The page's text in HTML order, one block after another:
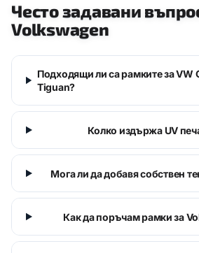
Често задавани
Volkswagen
Подходящи ли са рамките за VW
Tiguan?
Колко издържа UV
Мога ли да добавя собствен
Как да поръчам рамки за